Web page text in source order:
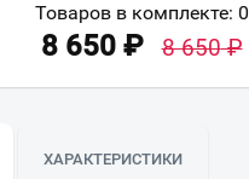
Товаров в комплекте: 0
8 650₽ 8 650₽
ХАРАКТЕРИСТИКИ